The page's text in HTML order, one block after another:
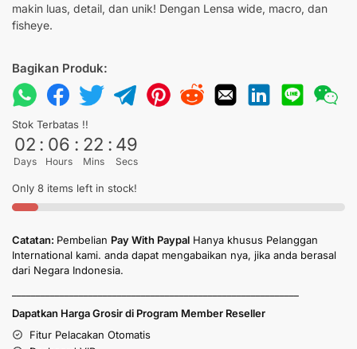
makin luas, detail, dan unik! Dengan Lensa wide, macro, dan
fisheye.
Bagikan Produk:
Stok Terbatas !!
02
Days
: 06
Hours
: 22
Mins
: 49
Secs
Only 8 items left in stock!
Catatan: Pembelian Pay With Paypal Hanya khusus Pelanggan
International kami. anda dapat mengabaikan nya, jika anda berasal
dari Negara Indonesia.
Dapatkan Harga Grosir di Program Member Reseller
Fitur Pelacakan Otomatis